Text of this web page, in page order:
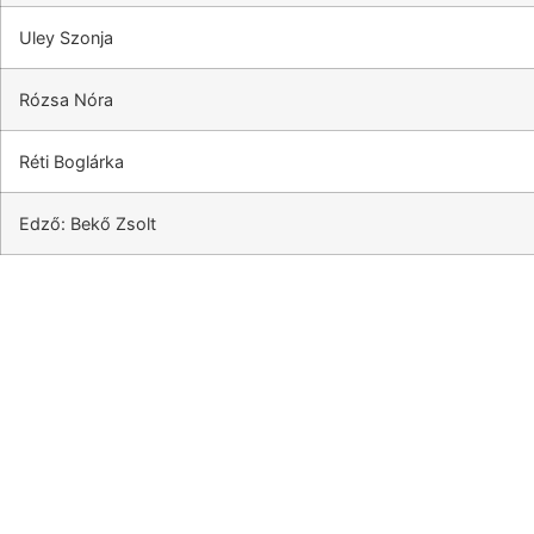
Uley Szonja
Rózsa Nóra
Réti Boglárka
Edző: Bekő Zsolt